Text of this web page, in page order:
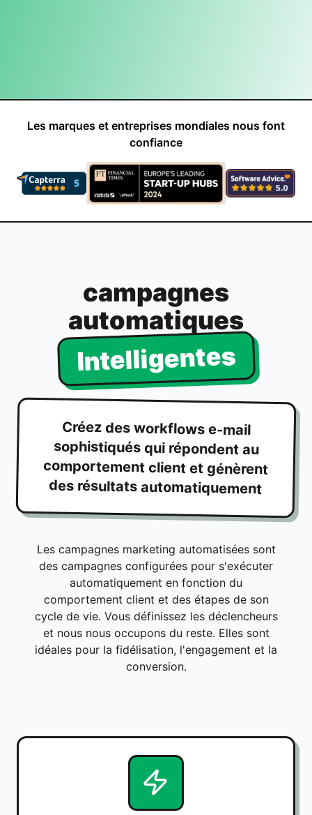
Les marques et entreprises mondiales nous font
confiance
campagnes
automatiques
Intelligentes
Créez des workflows e-mail
sophistiqués qui répondent au
comportement client et génèrent
des résultats automatiquement
Les campagnes marketing automatisées sont
des campagnes configurées pour s'exécuter
automatiquement en fonction du
comportement client et des étapes de son
cycle de vie. Vous définissez les déclencheurs
et nous nous occupons du reste. Elles sont
idéales pour la fidélisation, l'engagement et la
conversion.